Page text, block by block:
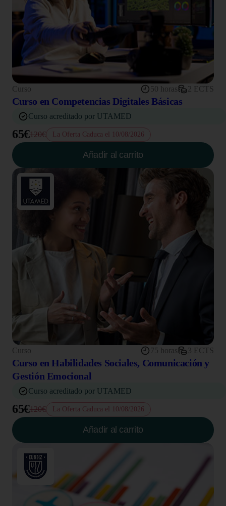
Curso 50 horas 2 ECTS
Curso en Competencias Digitales Básicas
Curso acreditado por UTAMED
65€120€ La Oferta Caduca el 10/08/2026
Añadir al carrito
Curso 75 horas 3 ECTS
Curso en Habilidades Sociales, Comunicación y
Gestión Emocional
Curso acreditado por UTAMED
65€120€ La Oferta Caduca el 10/08/2026
Añadir al carrito